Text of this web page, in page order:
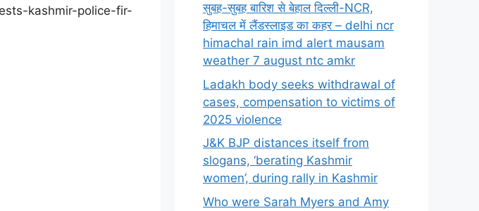
kashmir-police-fir-
सुबह-सुबह बारिश से बेहाल दिल्ली-NCR,
हिमाचल में लैंडस्लाइड का कहर – delhi ncr
himachal rain imd alert mausam
weather 7 august ntc amkr
Ladakh body seeks withdrawal of
cases, compensation to victims of
2025 violence
J&K BJP distances itself from
slogans, ‘berating Kashmir
women’, during rally in Kashmir
Who were Sarah Myers and Amy